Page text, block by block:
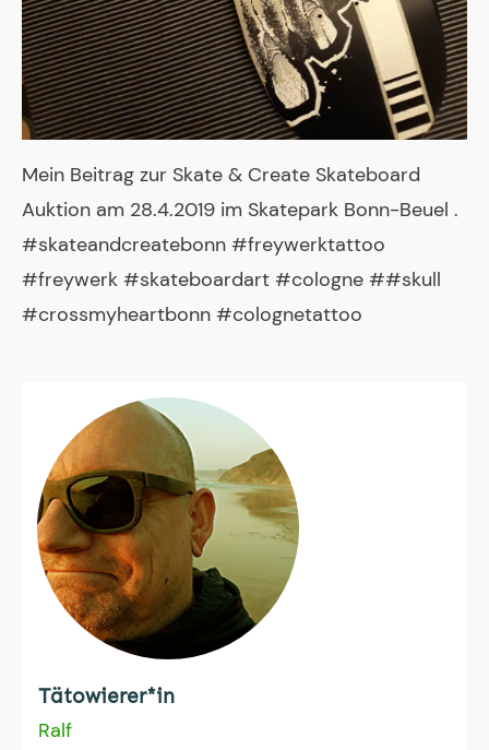
Mein Beitrag zur Skate & Create Skateboard
Auktion am 28.4.2019 im Skatepark Bonn-Beuel .
#skateandcreatebonn #freywerktattoo
#freywerk #skateboardart #cologne ##skull
#crossmyheartbonn #colognetattoo
Tätowierer*in
Ralf